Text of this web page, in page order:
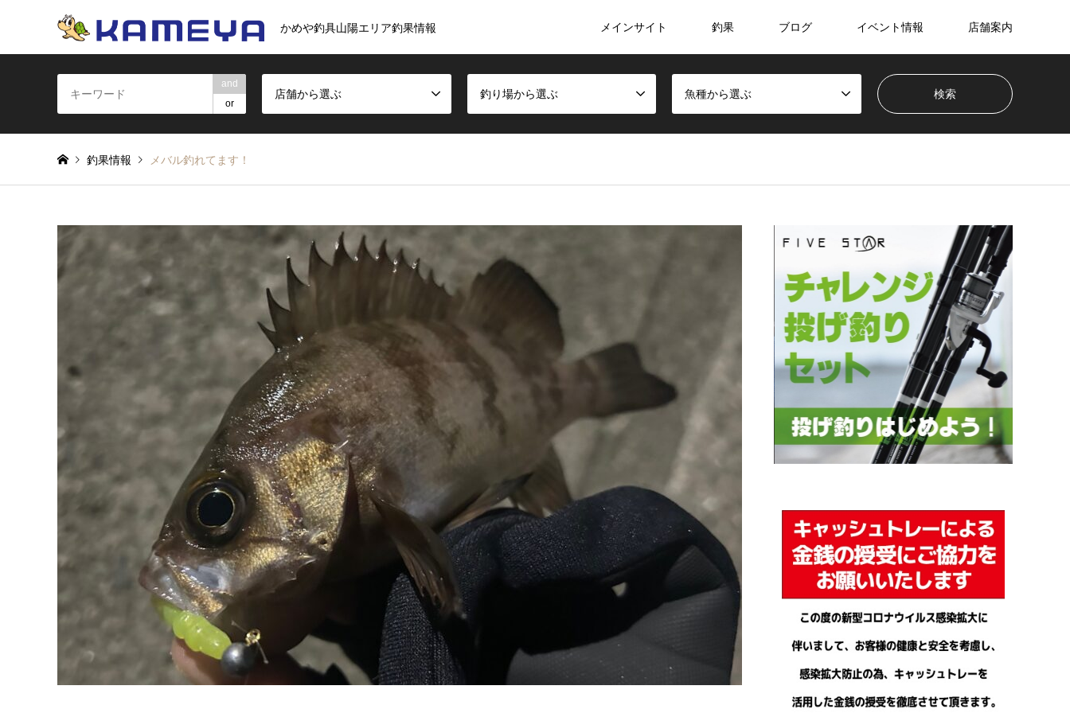
かめや釣具山陽エリア釣果情報 メインサイト 釣果 ブログ イベント情報 店舗案内
and
or
店舗から選ぶ 釣り場から選ぶ 魚種から選ぶ
釣果情報 メバル釣れてます！